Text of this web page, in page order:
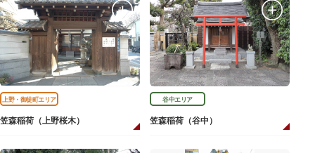
上野・御徒町エリア
笠森稲荷（上野桜木）
谷中エリア
笠森稲荷（谷中）